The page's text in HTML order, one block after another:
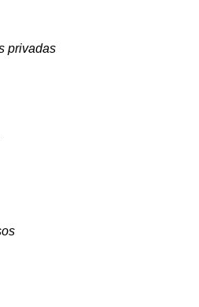
privadas